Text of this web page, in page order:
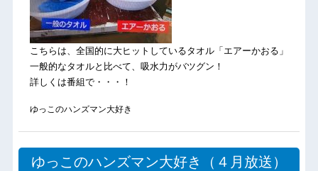
こちらは、全国的に大ヒットしているタオル「エアーかおる」
一般的なタオルと比べて、吸水力がバツグン！
詳しくは番組で・・・！
ゆっこのハンズマン大好き
ゆっこのハンズマン大好き（４月放送）